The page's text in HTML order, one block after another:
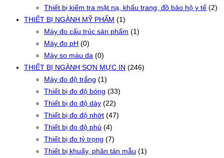
Thiết bị kiểm tra mặt nạ, khẩu trang, đồ bảo hộ y tế (2)
THIẾT BỊ NGÀNH MỸ PHẨM (1)
Máy đo cấu trúc sản phẩm (1)
Máy đo pH (0)
Máy so màu da (0)
THIẾT BỊ NGÀNH SƠN MỰC IN (246)
Máy đo độ trắng (1)
Thiết bị đo độ bóng (33)
Thiết bị đo độ dày (22)
Thiết bị đo độ nhớt (47)
Thiết bị đo độ phủ (4)
Thiết bị đo tỷ trọng (7)
Thiết bị khuấy, phân tán mẫu (1)